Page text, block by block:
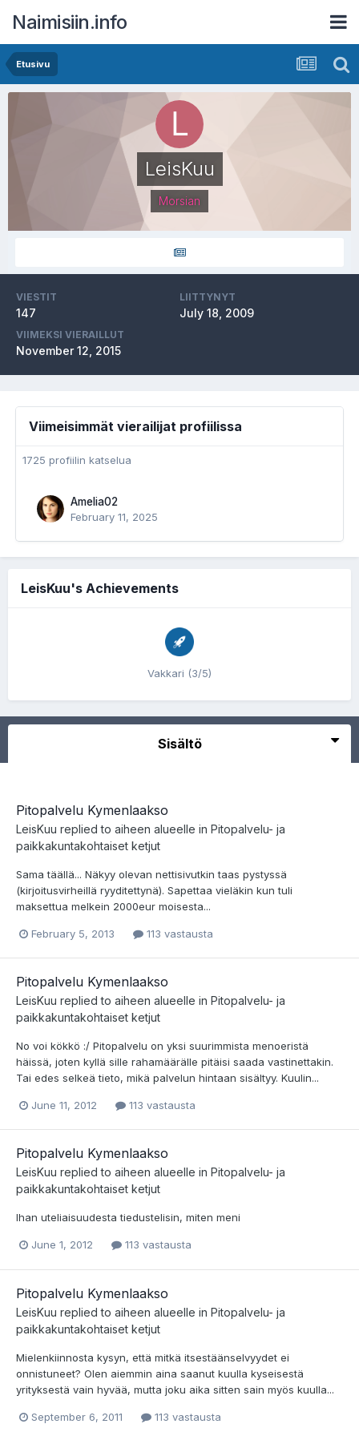
Naimisiin.info
Etusivu
LeisKuu
Morsian
VIESTIT
147
LIITTYNYT
July 18, 2009
VIIMEKSI VIERAILLUT
November 12, 2015
Viimeisimmät vierailijat profiilissa
1725 profiilin katselua
Amelia02
February 11, 2025
LeisKuu's Achievements
Vakkari (3/5)
Sisältö
Pitopalvelu Kymenlaakso
LeisKuu replied to aiheen alueelle in Pitopalvelu- ja
paikkakuntakohtaiset ketjut
Sama täällä... Näkyy olevan nettisivutkin taas pystyssä
(kirjoitusvirheillä ryyditettynä). Sapettaa vieläkin kun tuli
maksettua melkein 2000eur moisesta...
February 5, 2013 113 vastausta
Pitopalvelu Kymenlaakso
LeisKuu replied to aiheen alueelle in Pitopalvelu- ja
paikkakuntakohtaiset ketjut
No voi kökkö :/ Pitopalvelu on yksi suurimmista menoeristä
häissä, joten kyllä sille rahamäärälle pitäisi saada vastinettakin.
Tai edes selkeä tieto, mikä palvelun hintaan sisältyy. Kuulin...
June 11, 2012 113 vastausta
Pitopalvelu Kymenlaakso
LeisKuu replied to aiheen alueelle in Pitopalvelu- ja
paikkakuntakohtaiset ketjut
Ihan uteliaisuudesta tiedustelisin, miten meni
June 1, 2012 113 vastausta
Pitopalvelu Kymenlaakso
LeisKuu replied to aiheen alueelle in Pitopalvelu- ja
paikkakuntakohtaiset ketjut
Mielenkiinnosta kysyn, että mitkä itsestäänselvyydet ei
onnistuneet? Olen aiemmin aina saanut kuulla kyseisestä
yrityksestä vain hyvää, mutta joku aika sitten sain myös kuulla...
September 6, 2011 113 vastausta